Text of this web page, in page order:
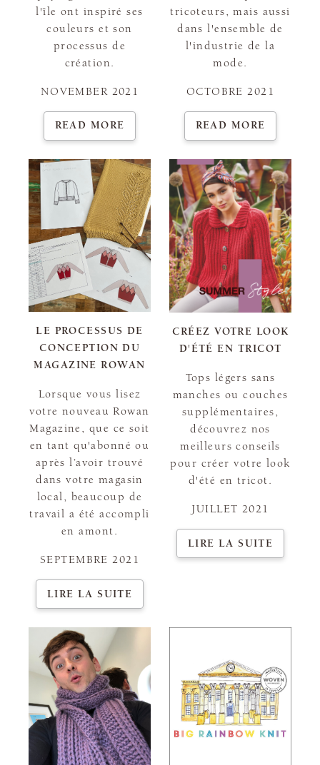
l'île ont inspiré ses
couleurs et son
processus de
création.
NOVEMBER 2021
READ MORE
tricoteurs, mais aussi
dans l'ensemble de
l'industrie de la
mode.
OCTOBRE 2021
READ MORE
LE PROCESSUS DE
CONCEPTION DU
MAGAZINE ROWAN
Lorsque vous lisez
votre nouveau Rowan
Magazine, que ce soit
en tant qu'abonné ou
après l’avoir trouvé
dans votre magasin
local, beaucoup de
travail a été accompli
en amont.
SEPTEMBRE 2021
LIRE LA SUITE
CRÉEZ VOTRE LOOK
D'ÉTÉ EN TRICOT
Tops légers sans
manches ou couches
supplémentaires,
découvrez nos
meilleurs conseils
pour créer votre look
d'été en tricot.
JUILLET 2021
LIRE LA SUITE